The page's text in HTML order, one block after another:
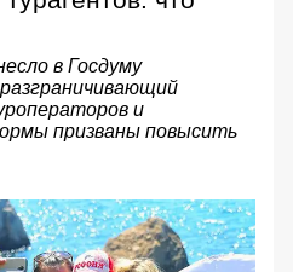
в Госдуму
и
призваны повысить